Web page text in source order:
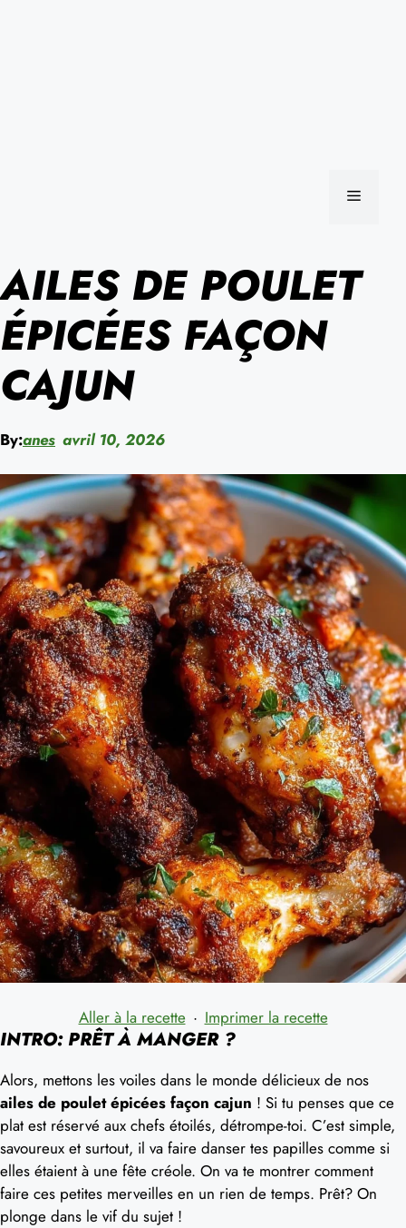
MENU
AILES DE POULET
ÉPICÉES FAÇON
CAJUN
By:anes avril 10, 2026
Aller à la recette · Imprimer la recette
INTRO: PRÊT À MANGER ?
Alors, mettons les voiles dans le monde délicieux de nos
ailes de poulet épicées façon cajun ! Si tu penses que ce
plat est réservé aux chefs étoilés, détrompe-toi. C’est simple,
savoureux et surtout, il va faire danser tes papilles comme si
elles étaient à une fête créole. On va te montrer comment
faire ces petites merveilles en un rien de temps. Prêt? On
plonge dans le vif du sujet !